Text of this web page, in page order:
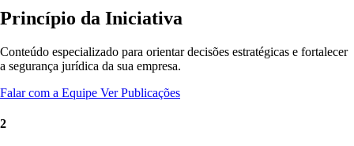
Princípio da Iniciativa
Conteúdo especializado para orientar decisões estratégicas e fortalecer
a segurança jurídica da sua empresa.
Falar com a Equipe Ver Publicações
2